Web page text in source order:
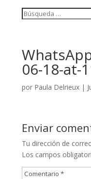
06-18-at-
por Paula Delrieux|
Enviar
Tu dirección de
Los campos